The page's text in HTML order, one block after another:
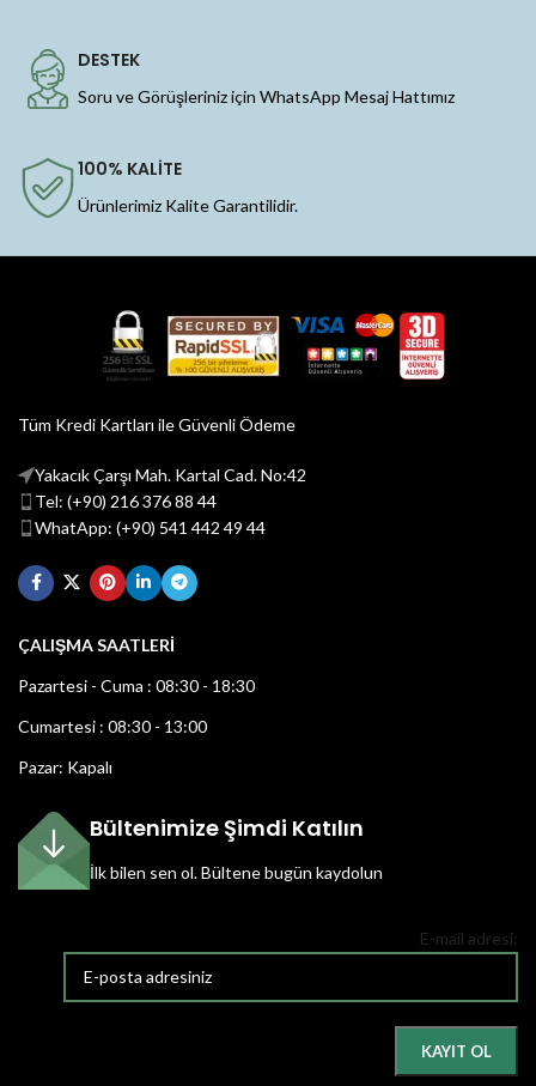
DESTEK
Soru ve Görüşleriniz için WhatsApp Mesaj Hattımız
100% KALİTE
Ürünlerimiz Kalite Garantilidir.
Tüm Kredi Kartları ile Güvenli Ödeme
Yakacık Çarşı Mah. Kartal Cad. No:42
Tel: (+90) 216 376 88 44
WhatApp: (+90) 541 442 49 44
ÇALIŞMA SAATLERİ
Pazartesi - Cuma : 08:30 - 18:30
Cumartesi : 08:30 - 13:00
Pazar: Kapalı
Bültenimize Şimdi Katılın
İlk bilen sen ol.Bültene bugün kaydolun
E-mail adresi: